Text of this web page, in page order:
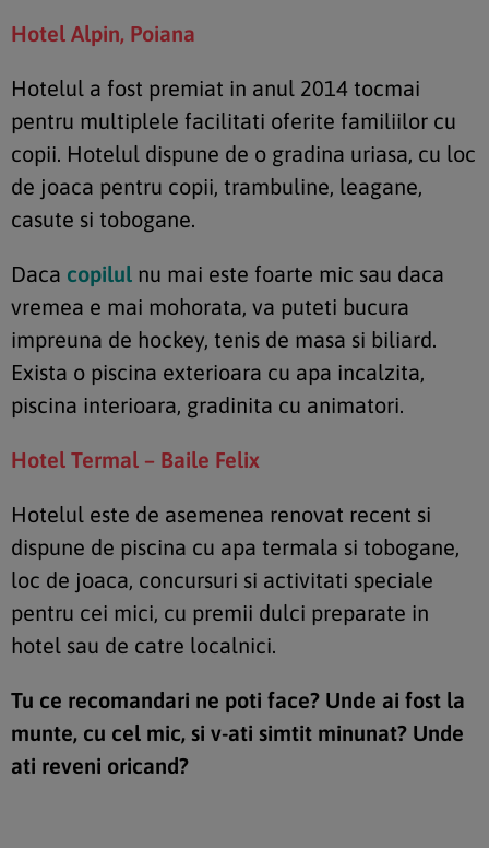
Hotel Alpin, Poiana
Hotelul a fost premiat in anul 2014 tocmai
pentru multiplele facilitati oferite familiilor cu
copii. Hotelul dispune de o gradina uriasa, cu loc
de joaca pentru copii, trambuline, leagane,
casute si tobogane.
Daca copilul nu mai este foarte mic sau daca
vremea e mai mohorata, va puteti bucura
impreuna de hockey, tenis de masa si biliard.
Exista o piscina exterioara cu apa incalzita,
piscina interioara, gradinita cu animatori.
Hotel Termal – Baile Felix
Hotelul este de asemenea renovat recent si
dispune de piscina cu apa termala si tobogane,
loc de joaca, concursuri si activitati speciale
pentru cei mici, cu premii dulci preparate in
hotel sau de catre localnici.
Tu ce recomandari ne poti face? Unde ai fost la
munte, cu cel mic, si v-ati simtit minunat? Unde
ati reveni oricand?